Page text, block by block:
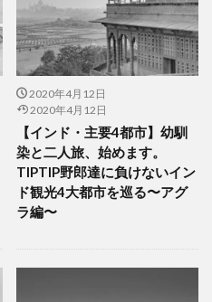
2020年4月12日
2020年4月12日
【インド・主要4都市】幼馴
染と二人旅、始めます。
TIPTIP野郎達に負けないイン
ド観光4大都市を巡る〜アグ
ラ編〜